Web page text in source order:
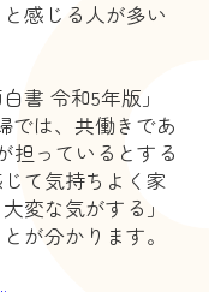
感じる人が多い
書 令和5年版」
では、共働きであ
担っているとする
て気持ちよく家
変な気がする」
が分かります。